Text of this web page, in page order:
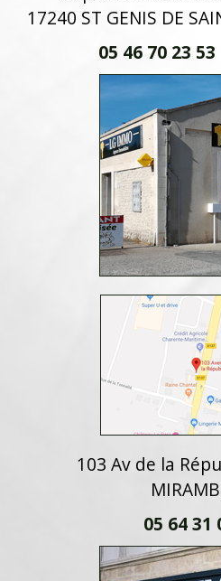
17240 ST GENIS DE
05 46 70 23 53
103 Av de la
05 64 31